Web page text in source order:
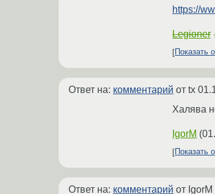
https://
Legioner
Показать
Ответ на: комментарий от tx
Халява
IgorM (
Показать
Ответ на: комментарий от IgorM